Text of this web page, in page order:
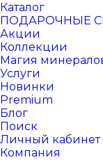
Каталог
ПОДАРОЧНЫЕ
Акции
Коллекции
Магия
Услуги
Новинки
Premium
Блог
Поиск
Личный кабинет
Компания